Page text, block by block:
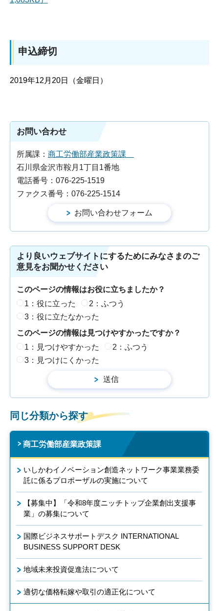
申込締切
2019年12月20日（金曜日）
お問い合わせ
所属課： 商工労働部産業政策課
石川県金沢市鞍月1丁目1番地
電話番号：076-225-1519
ファクス番号：076-225-1514
より良いウェブサイトにするためにみなさまのご
意見をお聞かせください
このページの情報はお役に立ちましたか？
1：役に立った
2：ふつう
3：役に立たなかった
このページの情報は見つけやすかったですか？
1：見つけやすかった
2：ふつう
3：見つけにくかった
同じ分類から探す
商工労働部産業政策課
いしかわイノベーション創造ネットワーク事業業務委
託に係るプロポーザルの実施について
【募集中】「令和8年度ニッチトップ企業創出支援事
業」の募集について
国際ビジネスサポートデスク INTERNATIONAL
BUSINESS SUPPORT DESK
地域未来投資促進法について
適切な価格転嫁や取引の適正化について